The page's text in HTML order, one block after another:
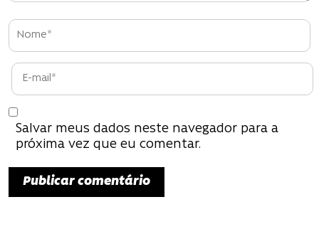
P
o
s
t
Salvar meus dados neste navegador para a
próxima vez que eu comentar.